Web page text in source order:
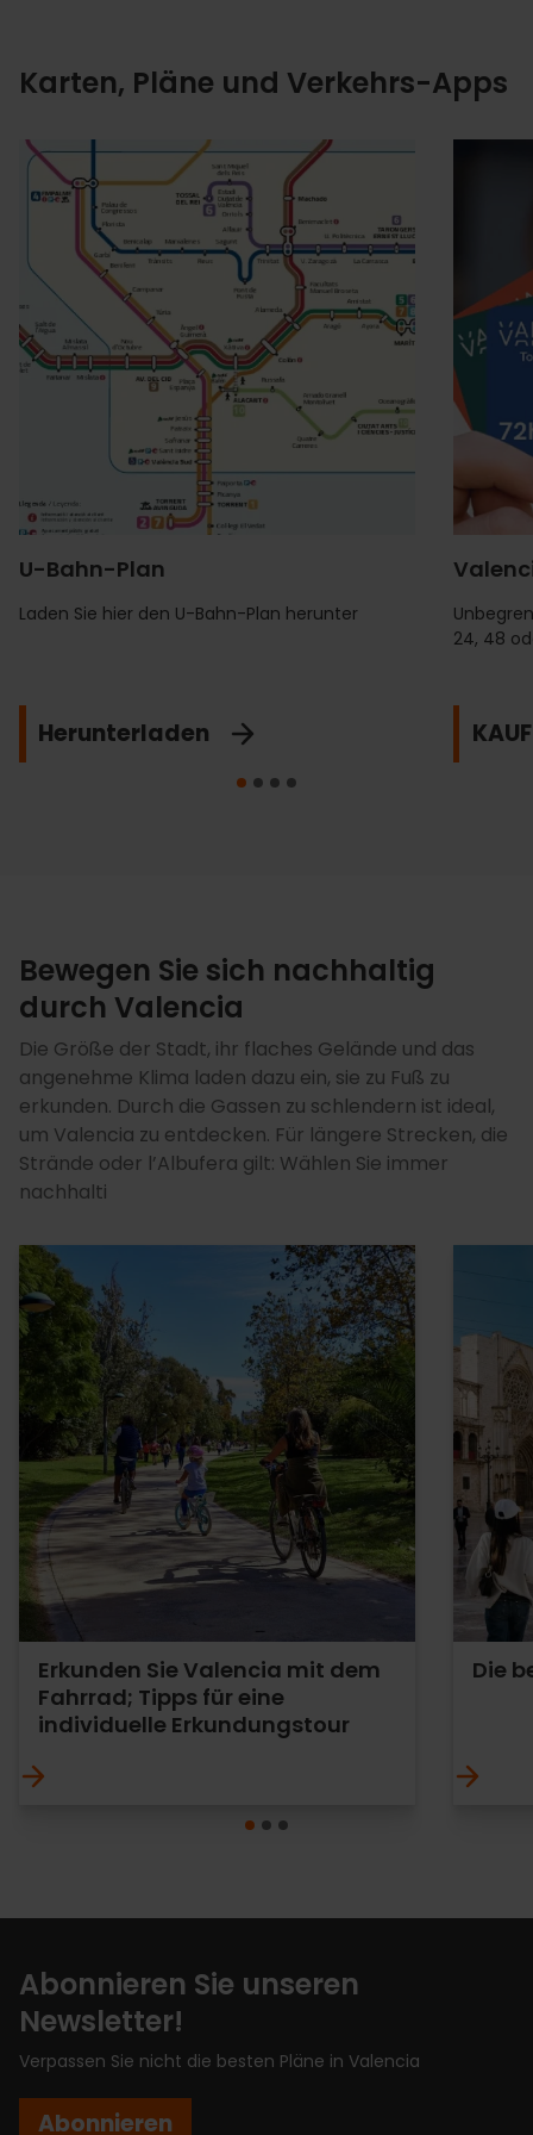
Karten, Pläne und Verkehrs-Apps
U-Bahn-Plan
Laden Sie hier den U-Bahn-Plan herunter
Herunterladen
24, 48
Bewegen Sie sich nachhaltig
durch Valencia
Die Größe der Stadt, ihr flaches Gelände und das
angenehme Klima laden dazu ein, sie zu Fuß zu
erkunden. Durch die Gassen zu schlendern ist ideal,
um Valencia zu entdecken. Für längere Strecken, die
Strände oder l’Albufera gilt: Wählen Sie immer
nachhalti
Erkunden Sie Valencia mit dem
Fahrrad; Tipps für eine
individuelle Erkundungstour
Die
Abonnieren Sie unseren
Newsletter!
Verpassen Sie nicht die besten Pläne in Valencia
Abonnieren